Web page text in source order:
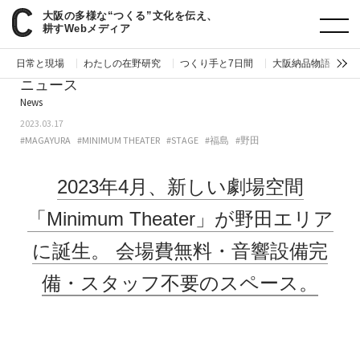
大阪の多様な“つくる”文化を伝え、
耕すWebメディア
日常と現場 わたしの在野研究 つくり手と7日間 大阪納品物語
paperC ニュース／イベント情報
ニュース
News
2023.03.17
#MAGAYURA #MINIMUM THEATER #STAGE #福島 #野田
2023年4月、新しい劇場空間
「Minimum Theater」が野田エリア
に誕生。
会場費無料・音響設備完
備・スタッフ不要のスペース。